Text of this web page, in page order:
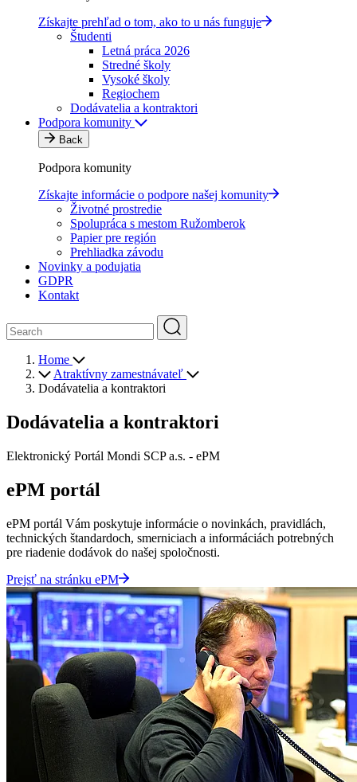
Získajte prehľad o tom, ako to u nás funguje
Študenti
Letná práca 2026
Stredné školy
Vysoké školy
Regiochem
Dodávatelia a kontraktori
Podpora komunity
Back
Podpora komunity
Získajte informácie o podpore našej komunity
Životné prostredie
Spolupráca s mestom Ružomberok
Papier pre región
Prehliadka závodu
Novinky a podujatia
GDPR
Kontakt
Home
Atraktívny zamestnávateľ
Dodávatelia a kontraktori
Dodávatelia a kontraktori
Elektronický Portál Mondi SCP a.s. - ePM
ePM portál
ePM portál Vám poskytuje informácie o novinkách, pravidlách,
technických štandardoch, smerniciach a informáciách potrebných
pre riadenie dodávok do našej spoločnosti.
Prejsť na stránku ePM